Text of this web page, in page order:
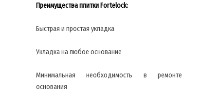
Преимущества плитки Fortelock:
Быстрая и простая укладка
Укладка на любое основание
Минимальная необходимость в ремонте
основания